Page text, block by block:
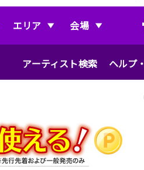
電子書籍
楽天Kobo
音楽配信
Rakuten PLAY
無料テレビ
エリア 会場
アーティスト検索 ヘルプ